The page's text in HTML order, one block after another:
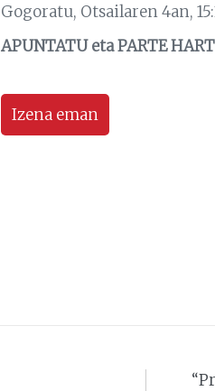
Gogoratu, Otsailaren 4an,
APUNTATU eta PARTE
Izena eman